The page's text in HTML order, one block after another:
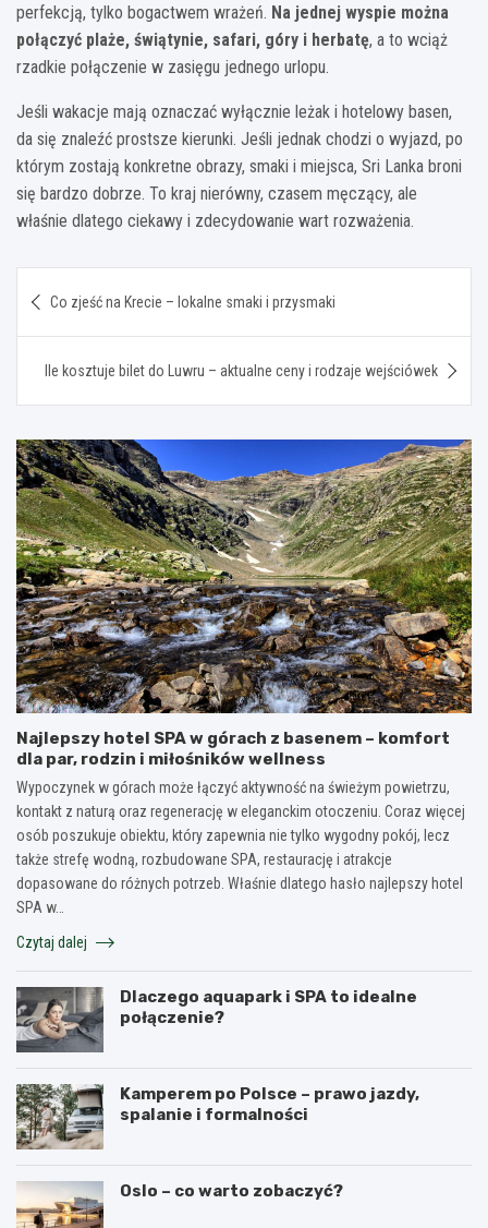
perfekcją, tylko bogactwem wrażeń. Na jednej wyspie można
połączyć plaże, świątynie, safari, góry i herbatę, a to wciąż
rzadkie połączenie w zasięgu jednego urlopu.
Jeśli wakacje mają oznaczać wyłącznie leżak i hotelowy basen,
da się znaleźć prostsze kierunki. Jeśli jednak chodzi o wyjazd, po
którym zostają konkretne obrazy, smaki i miejsca, Sri Lanka broni
się bardzo dobrze. To kraj nierówny, czasem męczący, ale
właśnie dlatego ciekawy i zdecydowanie wart rozważenia.
wpisu
Co zjeść na Krecie – lokalne smaki i przysmaki
Ile kosztuje bilet do Luwru – aktualne ceny i rodzaje wejściówek
Najlepszy hotel SPA w górach z basenem – komfort
dla par, rodzin i miłośników wellness
Wypoczynek w górach może łączyć aktywność na świeżym powietrzu,
kontakt z naturą oraz regenerację w eleganckim otoczeniu. Coraz więcej
osób poszukuje obiektu, który zapewnia nie tylko wygodny pokój, lecz
także strefę wodną, rozbudowane SPA, restaurację i atrakcje
dopasowane do różnych potrzeb. Właśnie dlatego hasło najlepszy hotel
SPA w…
Czytaj dalej
Dlaczego aquapark i SPA to idealne
połączenie?
Kamperem po Polsce – prawo jazdy,
spalanie i formalności
Oslo – co warto zobaczyć?